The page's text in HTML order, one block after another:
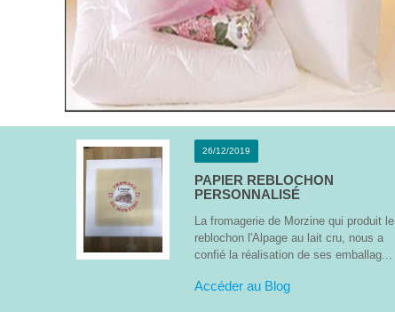
26/12/2019
PAPIER REBLOCHON
PERSONNALISÉ
La fromagerie de Morzine qui produit le
reblochon l'Alpage au lait cru, nous a
confié la réalisation de ses emballag...
Accéder au Blog